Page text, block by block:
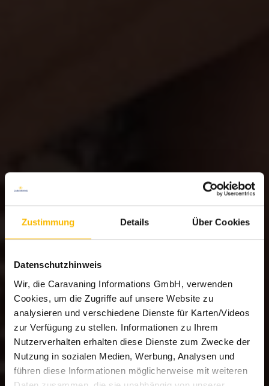
Zustimmung Details Über Cookies
Datenschutzhinweis
Wir, die Caravaning Informations GmbH, verwenden
Cookies, um die Zugriffe auf unsere Website zu
analysieren und verschiedene Dienste für Karten/Videos
zur Verfügung zu stellen. Informationen zu Ihrem
Nutzerverhalten erhalten diese Dienste zum Zwecke der
Nutzung in sozialen Medien, Werbung, Analysen und
führen diese Informationen möglicherweise mit weiteren